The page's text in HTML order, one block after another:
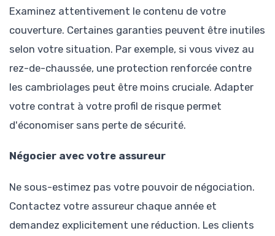
Examinez attentivement le contenu de votre
couverture. Certaines garanties peuvent être inutiles
selon votre situation. Par exemple, si vous vivez au
rez-de-chaussée, une protection renforcée contre
les cambriolages peut être moins cruciale. Adapter
votre contrat à votre profil de risque permet
d'économiser sans perte de sécurité.
Négocier avec votre assureur
Ne sous-estimez pas votre pouvoir de négociation.
Contactez votre assureur chaque année et
demandez explicitement une réduction. Les clients